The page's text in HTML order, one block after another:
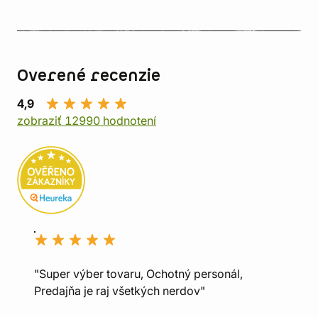
Overené recenzie
4,9
zobraziť 12990 hodnotení
"Super výber tovaru, Ochotný personál,
Predajňa je raj všetkých nerdov"